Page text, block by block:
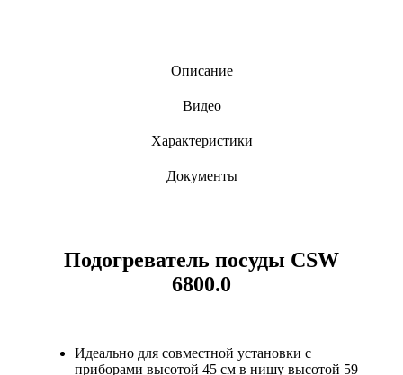
Описание
Видео
Характеристики
Документы
Подогреватель посуды CSW
6800.0
Идеально для совместной установки с
приборами высотой 45 см в нишу высотой 59